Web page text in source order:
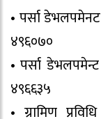
• पर्सा
४९६०७०
• पर्सा
४९६६३५
• ग्रामिण